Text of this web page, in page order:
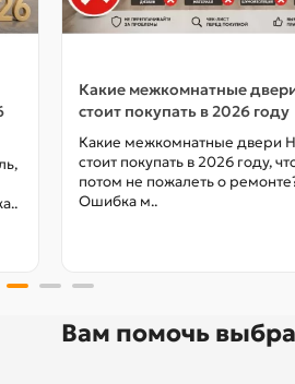
Какие межкомнатные
стоит покупать в 2026 году
Какие межкомнатные двери
стоит покупать в 2026 году,
потом не пожалеть о
Ошибка м..
Вам помочь